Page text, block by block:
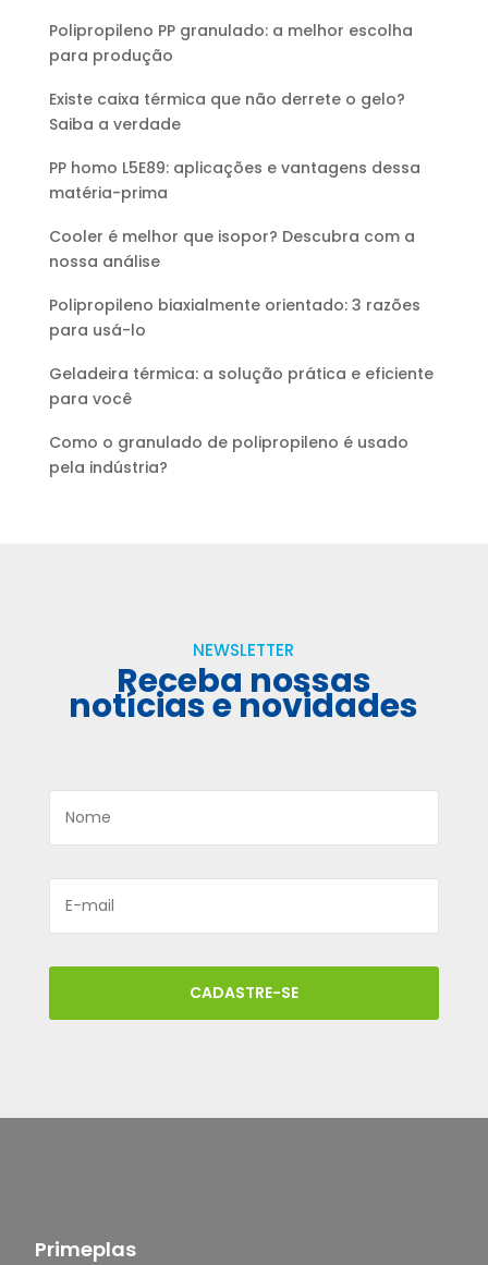
Polipropileno PP granulado: a melhor escolha
para produção
Existe caixa térmica que não derrete o gelo?
Saiba a verdade
PP homo L5E89: aplicações e vantagens dessa
matéria-prima
Cooler é melhor que isopor? Descubra com a
nossa análise
Polipropileno biaxialmente orientado: 3 razões
para usá-lo
Geladeira térmica: a solução prática e eficiente
para você
Como o granulado de polipropileno é usado
pela indústria?
NEWSLETTER
Receba nossas
notícias e novidades
CADASTRE-SE
Primeplas